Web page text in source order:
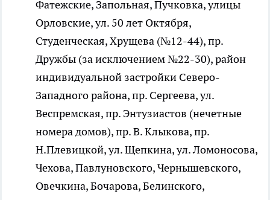
Фатежские, Запольная, Пучковка, улицы
Орловские, ул. 50 лет Октября,
Студенческая, Хрущева (№12-44), пр.
Дружбы (за исключением №22-30), район
индивидуальной застройки Северо-
Западного района, пр. Сергеева, ул.
Веспремская, пр. Энтузиастов (нечетные
номера домов), пр. В. Клыкова, пр.
Н.Плевицкой, ул. Щепкина, ул. Ломоносова,
Чехова, Павлуновского, Чернышевского,
Овечкина, Бочарова, Белинского,